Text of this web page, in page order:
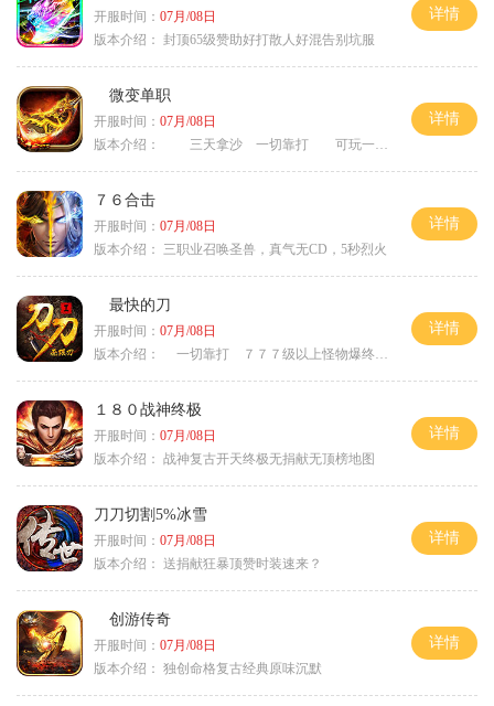
开服时间： 07月/08日
版本介绍： 封顶65级赞助好打散人好混告别坑服
详情
微变单职
开服时间： 07月/08日
版本介绍：
三天拿沙 一切靠打 可玩一年
详情
７６合击
开服时间： 07月/08日
版本介绍：
三职业召唤圣兽，真气无CD，5秒烈火
详情
最快的刀
开服时间： 07月/08日
版本介绍：
一切靠打 ７７７级以上怪物爆终极
详情
１８０战神终极
开服时间： 07月/08日
版本介绍： 战神复古开天终极无捐献无顶榜地图
详情
刀刀切割5%冰雪
开服时间： 07月/08日
版本介绍： 送捐献狂暴顶赞时装速来？
详情
创游传奇
开服时间： 07月/08日
版本介绍： 独创命格复古经典原味沉默
详情